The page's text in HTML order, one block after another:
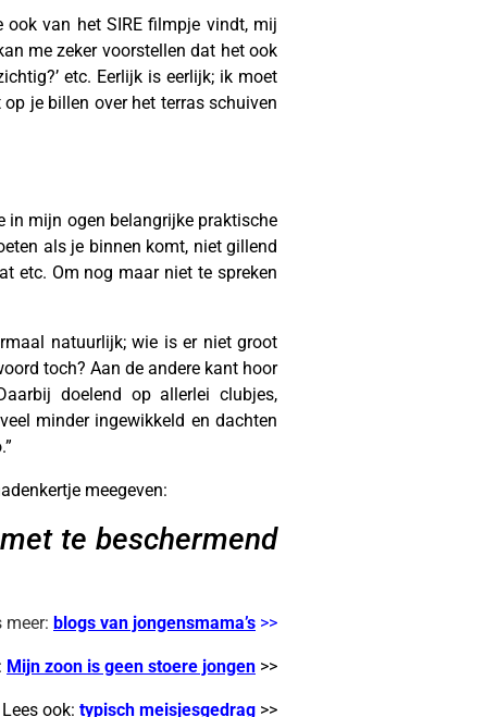
van het SIRE filmpje vindt, mij
me zeker voorstellen dat het ook
etc. Eerlijk is eerlijk; ik moet
je billen over het terras schuiven
in mijn ogen belangrijke praktische
als je binnen komt, niet gillend
etc. Om nog maar niet te spreken
natuurlijk; wie is er niet groot
toch? Aan de andere kant hoor
doelend op allerlei clubjes,
minder ingewikkeld en dachten
meegeven:
te beschermend
meer: blogs van jongensmama’s >>
Mijn zoon is geen stoere jongen >>
Lees ook: typisch meisjesgedrag >>